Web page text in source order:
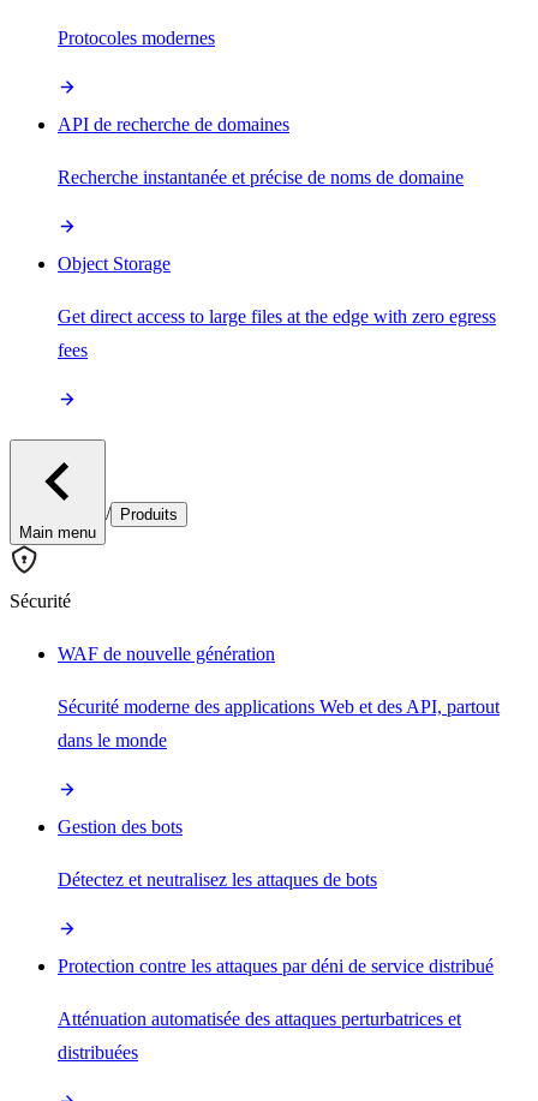
Protocoles modernes
API de recherche de domaines
Recherche instantanée et précise de noms de domaine
Object Storage
Get direct access to large files at the edge with zero egress
fees
Main menu
/ Produits
Sécurité
WAF de nouvelle génération
Sécurité moderne des applications Web et des API, partout
dans le monde
Gestion des bots
Détectez et neutralisez les attaques de bots
Protection contre les attaques par déni de service distribué
Atténuation automatisée des attaques perturbatrices et
distribuées